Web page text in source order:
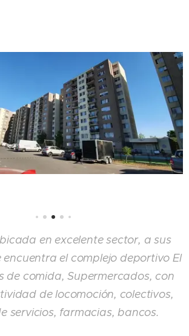
en excelente sector, a sus
encuentra el complejo deportivo El
de comida, Supermercados, con
de locomoción, colectivos,
servicios, farmacias, bancos.